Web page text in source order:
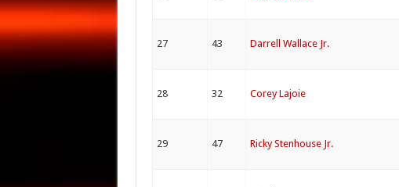
27 43 Darrell Wallace Jr.
28 32 Corey Lajoie
29 47 Ricky Stenhouse Jr.